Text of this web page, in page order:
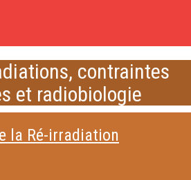
contraintes
et radiobiologie
la Ré-irradiation